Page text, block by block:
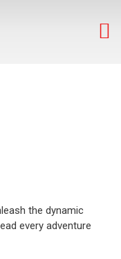
the dynamic
every adventure